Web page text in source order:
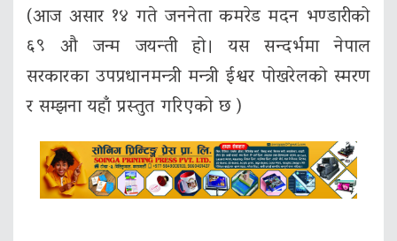
(आज असार १४ गते जननेता कमरेड मदन भण्डारीको
६९ औ जन्म जयन्ती हो। यस सन्दर्भमा नेपाल
सरकारका उपप्रधानमन्त्री मन्त्री ईश्वर पोखरेलको स्मरण
र सम्झना यहाँ प्रस्तुत गरिएको छ )